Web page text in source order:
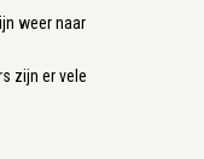
weer naar
zijn er vele